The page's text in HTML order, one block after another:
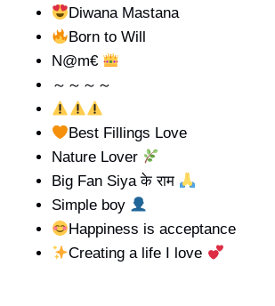
Diwana Mastana
Born to Will
N@m€
～～～～
Best Fillings Love
Nature Lover
Big Fan Siya के राम
Simple boy
Happiness is acceptance
Creating a life I love